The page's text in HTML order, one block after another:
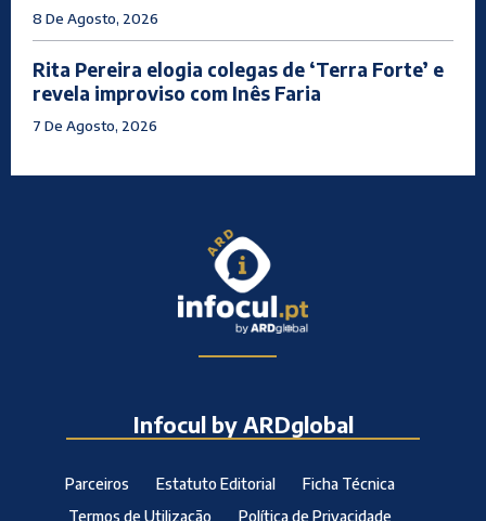
8 De Agosto, 2026
Rita Pereira elogia colegas de ‘Terra Forte’ e
revela improviso com Inês Faria
7 De Agosto, 2026
Infocul by ARDglobal
Parceiros Estatuto Editorial
Ficha Técnica
Termos de Utilização
Política de Privacidade